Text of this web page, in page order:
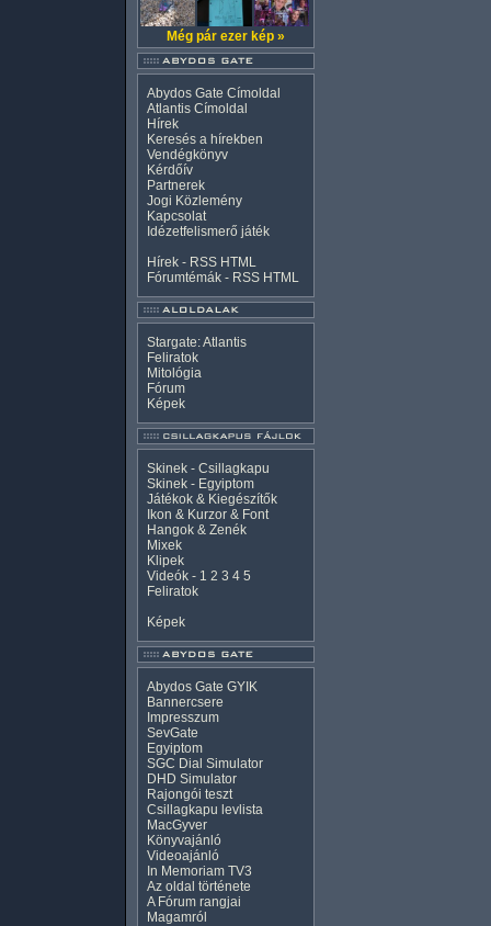
Még pár ezer kép »
Abydos Gate Címoldal
Atlantis Címoldal
Hírek
Keresés a hírekben
Vendégkönyv
Kérdőív
Partnerek
Jogi Közlemény
Kapcsolat
Idézetfelismerő játék
Hírek - RSS HTML
Fórumtémák - RSS HTML
Stargate: Atlantis
Feliratok
Mitológia
Fórum
Képek
Skinek - Csillagkapu
Skinek - Egyiptom
Játékok & Kiegészítők
Ikon & Kurzor & Font
Hangok & Zenék
Mixek
Klipek
Videók- 1 2 3 4 5
Feliratok
Képek
Abydos Gate GYIK
Bannercsere
Impresszum
SevGate
Egyiptom
SGC Dial Simulator
DHD Simulator
Rajongói teszt
Csillagkapu levlista
MacGyver
Könyvajánló
Videoajánló
In Memoriam TV3
Az oldal története
A Fórum rangjai
Magamról